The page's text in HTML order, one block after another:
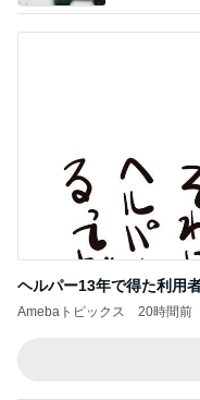
ヘルパー13年で得た利用
Amebaトピックス 20時間前